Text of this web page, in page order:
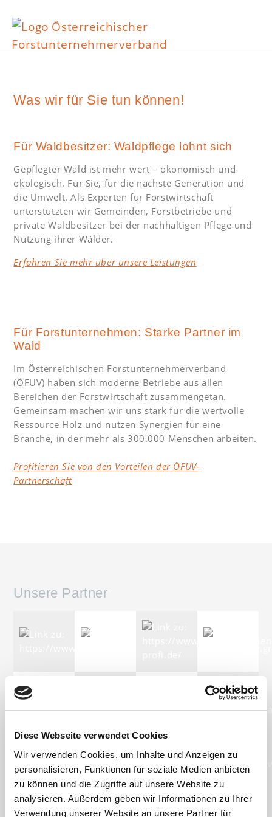
Diese Webseite verwendet Cookies
Wir verwenden Cookies, um Inhalte und Anzeigen zu
personalisieren, Funktionen für soziale Medien anbieten
zu können und die Zugriffe auf unsere Website zu
analysieren. Außerdem geben wir Informationen zu Ihrer
Verwendung unserer Website an unsere Partner für
Was wir für Sie tun können!
Für Waldbesitzer: Waldpflege lohnt sich
Gepflegter Wald ist mehr wert – ökonomisch und
ökologisch. Für Sie, für die nächste Generation und
die Umwelt. Als Experten für Forstwirtschaft
unterstützten wir Gemeinden, Forstbetriebe und
private Waldbesitzer bei der nachhaltigen Pflege und
Nutzung ihrer Wälder.
Erfahren Sie mehr über unsere Leistungen
Für Forstunternehmen: Starke Partner im
Wald
Im Österreichischen Forstunternehmerverband
(ÖFUV) haben sich moderne Betriebe aus allen
Bereichen der Forstwirtschaft zusammengetan.
Gemeinsam machen wir uns stark für die wertvolle
Ressource Holz und nutzen Synergien für eine
Branche, in der mehr als 300.000 Menschen arbeiten.
Profitieren Sie von den Vorteilen der ÖFUV-
Partnerschaft
Unsere Partner